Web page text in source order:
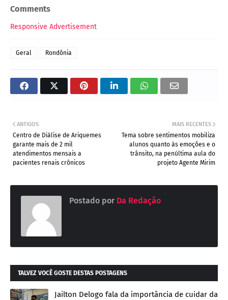
Comments
Responsive Advertisement
Geral Rondônia
MAIS RECENTES
Tema sobre sentimentos mobiliza
alunos quanto às emoções e o
trânsito, na penúltima aula do
projeto Agente Mirim
ANTIGOS
Centro de Diálise de Ariquemes
garante mais de 2 mil
atendimentos mensais a
pacientes renais crônicos
Postado por Da Redação
TALVEZ VOCÊ GOSTE DESTAS POSTAGENS
Jailton Delogo fala da importância de cuidar da